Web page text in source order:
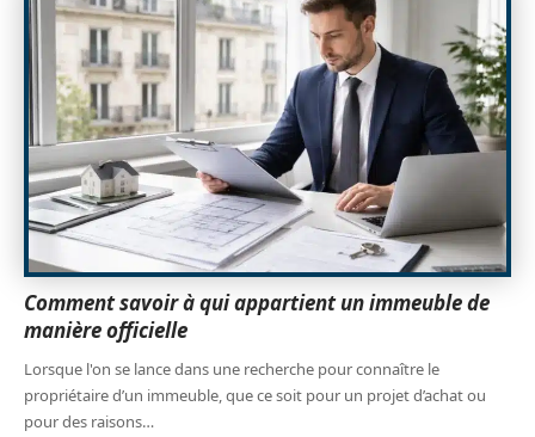
Comment savoir à qui appartient un immeuble de
manière officielle
Lorsque l'on se lance dans une recherche pour connaître le
propriétaire d’un immeuble, que ce soit pour un projet d’achat ou
pour des raisons…